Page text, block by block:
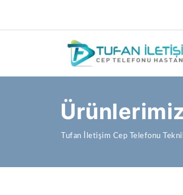
Tufan İletişim Cep Telefonu